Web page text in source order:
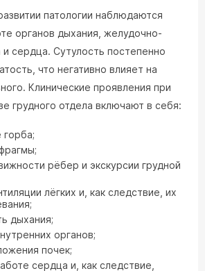
патологии наблюдаются
органов дыхания, желудочно-
и сердца. Сутулость постепенно
что негативно влияет на
Клинические проявления при
грудного отдела включают в себя:
рёбер и экскурсии грудной
лёгких и, как следствие, их
дыхания;
органов;
почек;
сердца и, как следствие,